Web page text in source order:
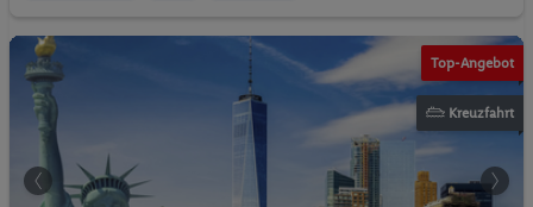
Top-Angebot
Kreuzfahrt